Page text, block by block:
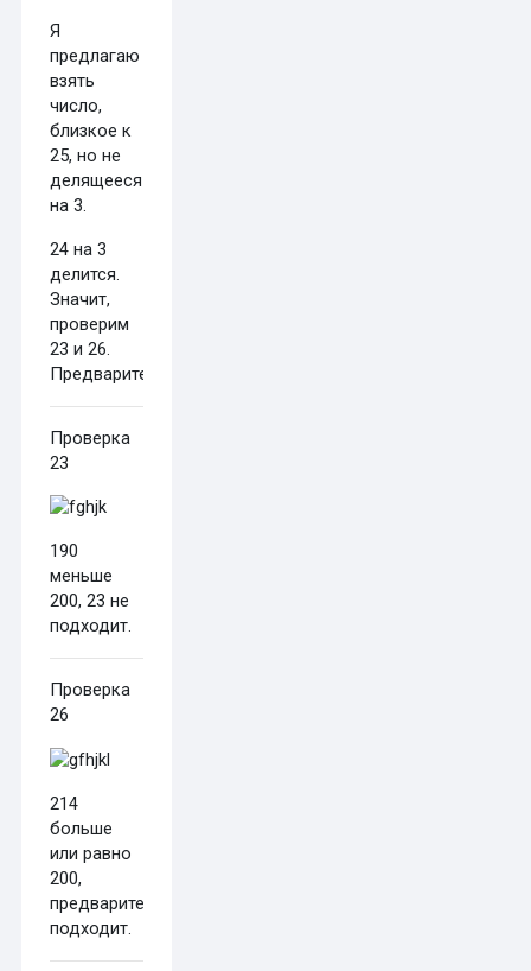
Я
предлагаю
взять
число,
близкое к
25, но не
делящееся
на 3.
24 на 3
делится.
Значит,
проверим
23 и 26.
Предварительно.
Проверка
23
190
меньше
200, 23 не
подходит.
Проверка
26
214
больше
или равно
200,
предварительно
подходит.